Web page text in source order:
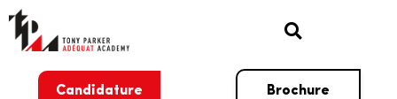
Candidature Brochure